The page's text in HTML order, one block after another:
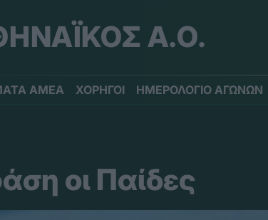
Α.Ο.
ΑΜΕΑ ΧΟΡΗΓΟΙ ΗΜΕΡΟΛΟΓΙΟ ΑΓΩΝΩΝ
οι Παίδες